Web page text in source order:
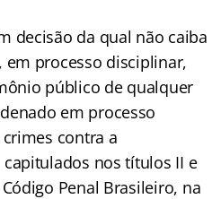
decisão da qual não caiba
processo disciplinar,
público de qualquer
em processo
contra a
nos títulos II e
Penal Brasileiro, na